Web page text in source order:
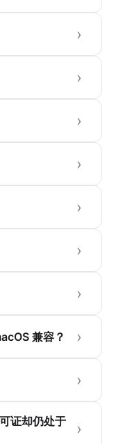
兼容？
证却仍处于